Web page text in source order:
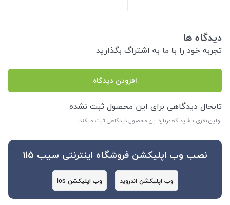
دیدگاه ها
تجربه خود را با ما به اشتراگ بگذارید
افزودن دیدگاه
تابحال دیدگاهی برای این محصول ثبت نشده
اولین نفری باشید که درباره این محصول دیدگاهی ثبت میکند
نصب وب اپلیکشن فروشگاه اینترنتی سیب 115
وب اپلیکشن اندروید وب اپلیکشن ios